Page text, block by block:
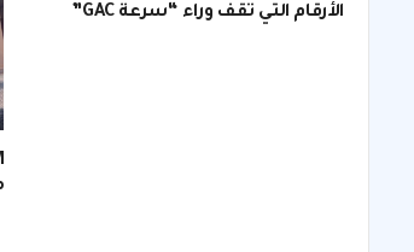
الأرقام التي تقف وراء “سرعة GAC”